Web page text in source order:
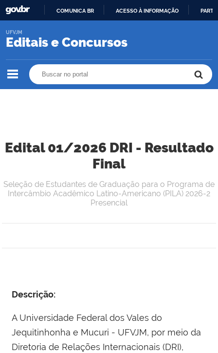
O
COMUNICA BR ACESSO À INFORMAÇÃO
Editais e Concursos
UFVJM
Edital 01/2026 DRI - Resultado
Final
Seleção de Estudantes de Graduação para o Programa de
Intercâmbio Acadêmico Latino-Americano (PILA) 2026-2
Presencial
Descrição:
A Universidade Federal dos Vales do
Jequitinhonha e Mucuri - UFVJM, por meio da
Diretoria de Relações Internacionais (DRI),